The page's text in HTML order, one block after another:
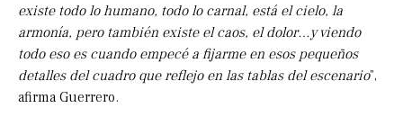
existe todo lo humano, todo lo carnal, está el cielo, la
armonía, pero también existe el caos, el dolor…y viendo
todo eso es cuando empecé a fijarme en esos pequeños
detalles del cuadro que reflejo en las tablas del escenario”,
afirma Guerrero.